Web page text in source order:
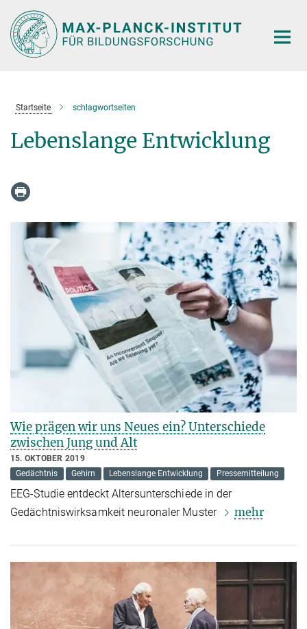
Hauptinhalt
Startseite schlagwortseiten
Lebenslange Entwicklung
Wie prägen wir uns Neues ein? Unterschiede
zwischen Jung und Alt
15. OKTOBER 2019
Gedächtnis
Gehirn Lebenslange Entwicklung Pressemitteilung
EEG-Studie entdeckt Altersunterschiede in der
Gedächtniswirksamkeit neuronaler Muster
mehr